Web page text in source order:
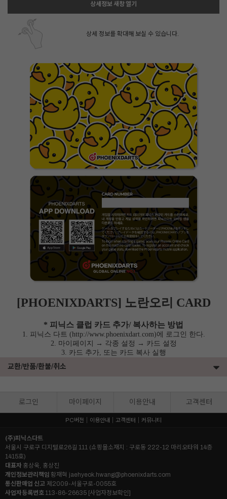
PAYCO 바로구매
상세정보 새창 열기
상세 정보를 확대해 보실 수 있습니다.
[PHOENIXDARTS] 노란오리 CARD
* 피닉스 클럽 카드 추가/ 복사하는 방법
1. 피닉스 다트 (http://www.phoenixdart.com)에 로그인 한다.
2. 마이페이지 → 각종 설정 → 카드 설정
3. 카드 추가, 또는 카드 복사 실행
교환/반품/환불/취소
로그인 마이페이지 이용안내 고객센터
PC버전 이용안내 고객센터 커뮤니티
(주)피닉스다트
서울시 구로구 디지털로26길 111 (쇼핑몰소재지 : 구로동 222-12 마리오타워 14층
1415호)
대표자 홍상욱, 홍상진
개인정보관리책임 황재혁 jaehyeok.hwang@phoenixdarts.com
통신판매업 신고 제2009-서울구로-0055호
사업자등록번호 113-86-26635 [사업자정보확인]